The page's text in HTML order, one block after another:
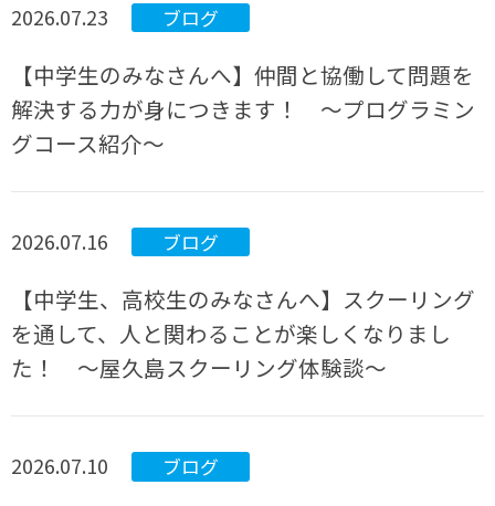
2026.07.23 ブログ
【中学生のみなさんへ】仲間と協働して問題を
解決する力が身につきます！ ～プログラミン
グコース紹介～
2026.07.16 ブログ
【中学生、高校生のみなさんへ】スクーリング
を通して、人と関わることが楽しくなりまし
た！ ～屋久島スクーリング体験談～
2026.07.10 ブログ